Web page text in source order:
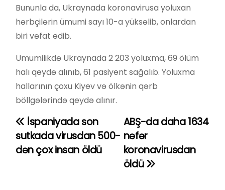
Bununla da, Ukraynada koronavirusa yoluxan
hərbçilərin ümumi sayı 10-a yüksəlib, onlardan
biri vəfat edib.
Umumilikdə Ukraynada 2 203 yoluxma, 69 ölüm
halı qeydə alınıb, 61 pasiyent sağalıb. Yoluxma
hallarının çoxu Kiyev və ölkənin qərb
böllgələrində qeydə alınır.
Y
a
ABŞ-da daha 1634
nəfər
koronavirusdan
öldü
İspaniyada son
sutkada virusdan 500-
dən çox insan öldü